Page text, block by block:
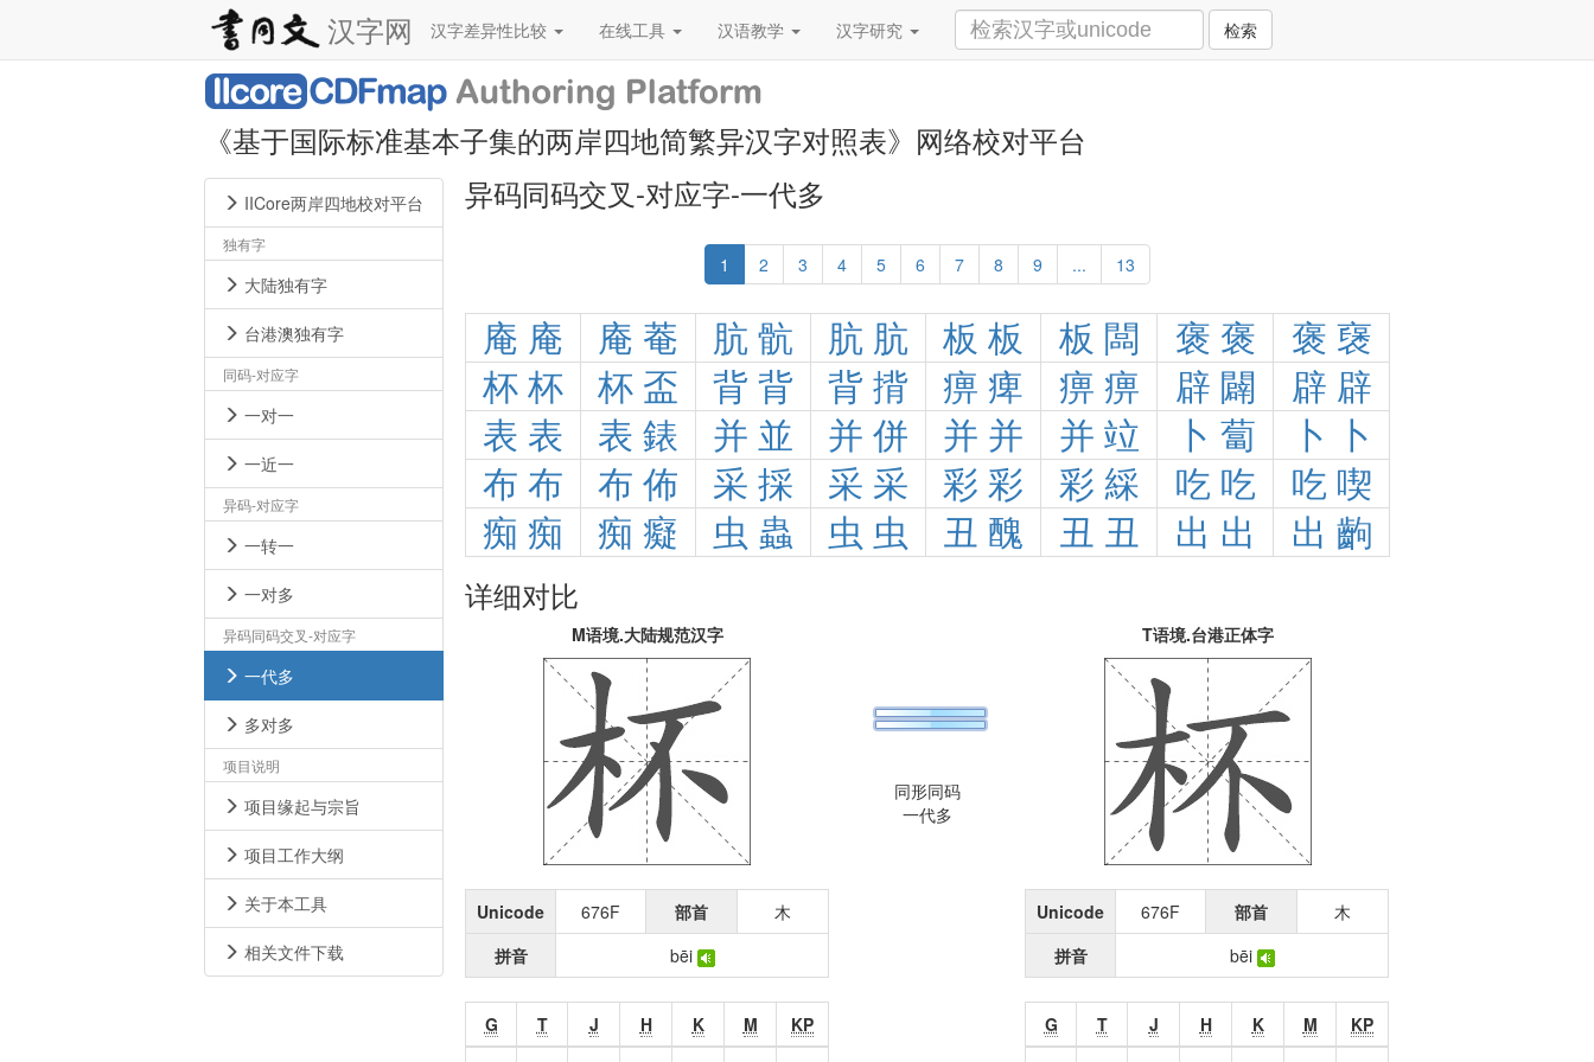
汉字网 汉字差异性比较 在线工具 汉语教学 汉字研究 检索
《基于国际标准基本子集的两岸四地简繁异汉字对照表》网络校对平台
IICore两岸四地校对平台
独有字
大陆独有字
台港澳独有字
同码-对应字
一对一
一近一
异码-对应字
一转一
一对多
异码同码交叉-对应字
一代多
多对多
项目说明
项目缘起与宗旨
项目工作大纲
关于本工具
相关文件下载
异码同码交叉-对应字-一代多
1 2 3 4 5 6 7 8 9 ... 13
庵 庵 庵 菴 肮 骯 肮 肮 板 板 板 闆 褒 褒 褒 襃
杯 杯 杯 盃 背 背 背 揹 痹 痺 痹 痹 辟 闢 辟 辟
表 表 表 錶 并 並 并 併 并 并 并 竝 卜 蔔 卜
卜
布 布 布 佈 采 採 采 采 彩 彩 彩 綵 吃 吃 吃 喫
痴 痴 痴 癡 虫 蟲 虫 虫 丑 醜 丑 丑 出 出 出 齣
详细对比
M语境.大陆规范汉字
Unicode 676F 部首
木
拼音
bēi
G T J H K M
KP
同形同码
一代多
T语境.台港正体字
Unicode 676F 部首
木
拼音
bēi
G T J H K M
KP